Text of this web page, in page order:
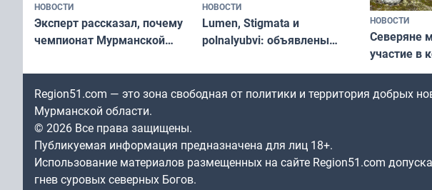
НОВОСТИ
Эксперт рассказал, почему
чемпионат Мурманской
незамеченным
НОВОСТИ
Lumen, Stigmata и
polnalyubvi: объявлены
«Имандра» в 2026 года
НОВОСТИ
Северяне
участие в
северной
по
Region51.com — это зона свободная от политики и территория добрых
Мурманской области.
© 2026 Все права защищены.
Публикуемая информация предназначена для лиц 18+.
Использование материалов размещенных на сайте Region51.com
гнев суровых северных Богов.